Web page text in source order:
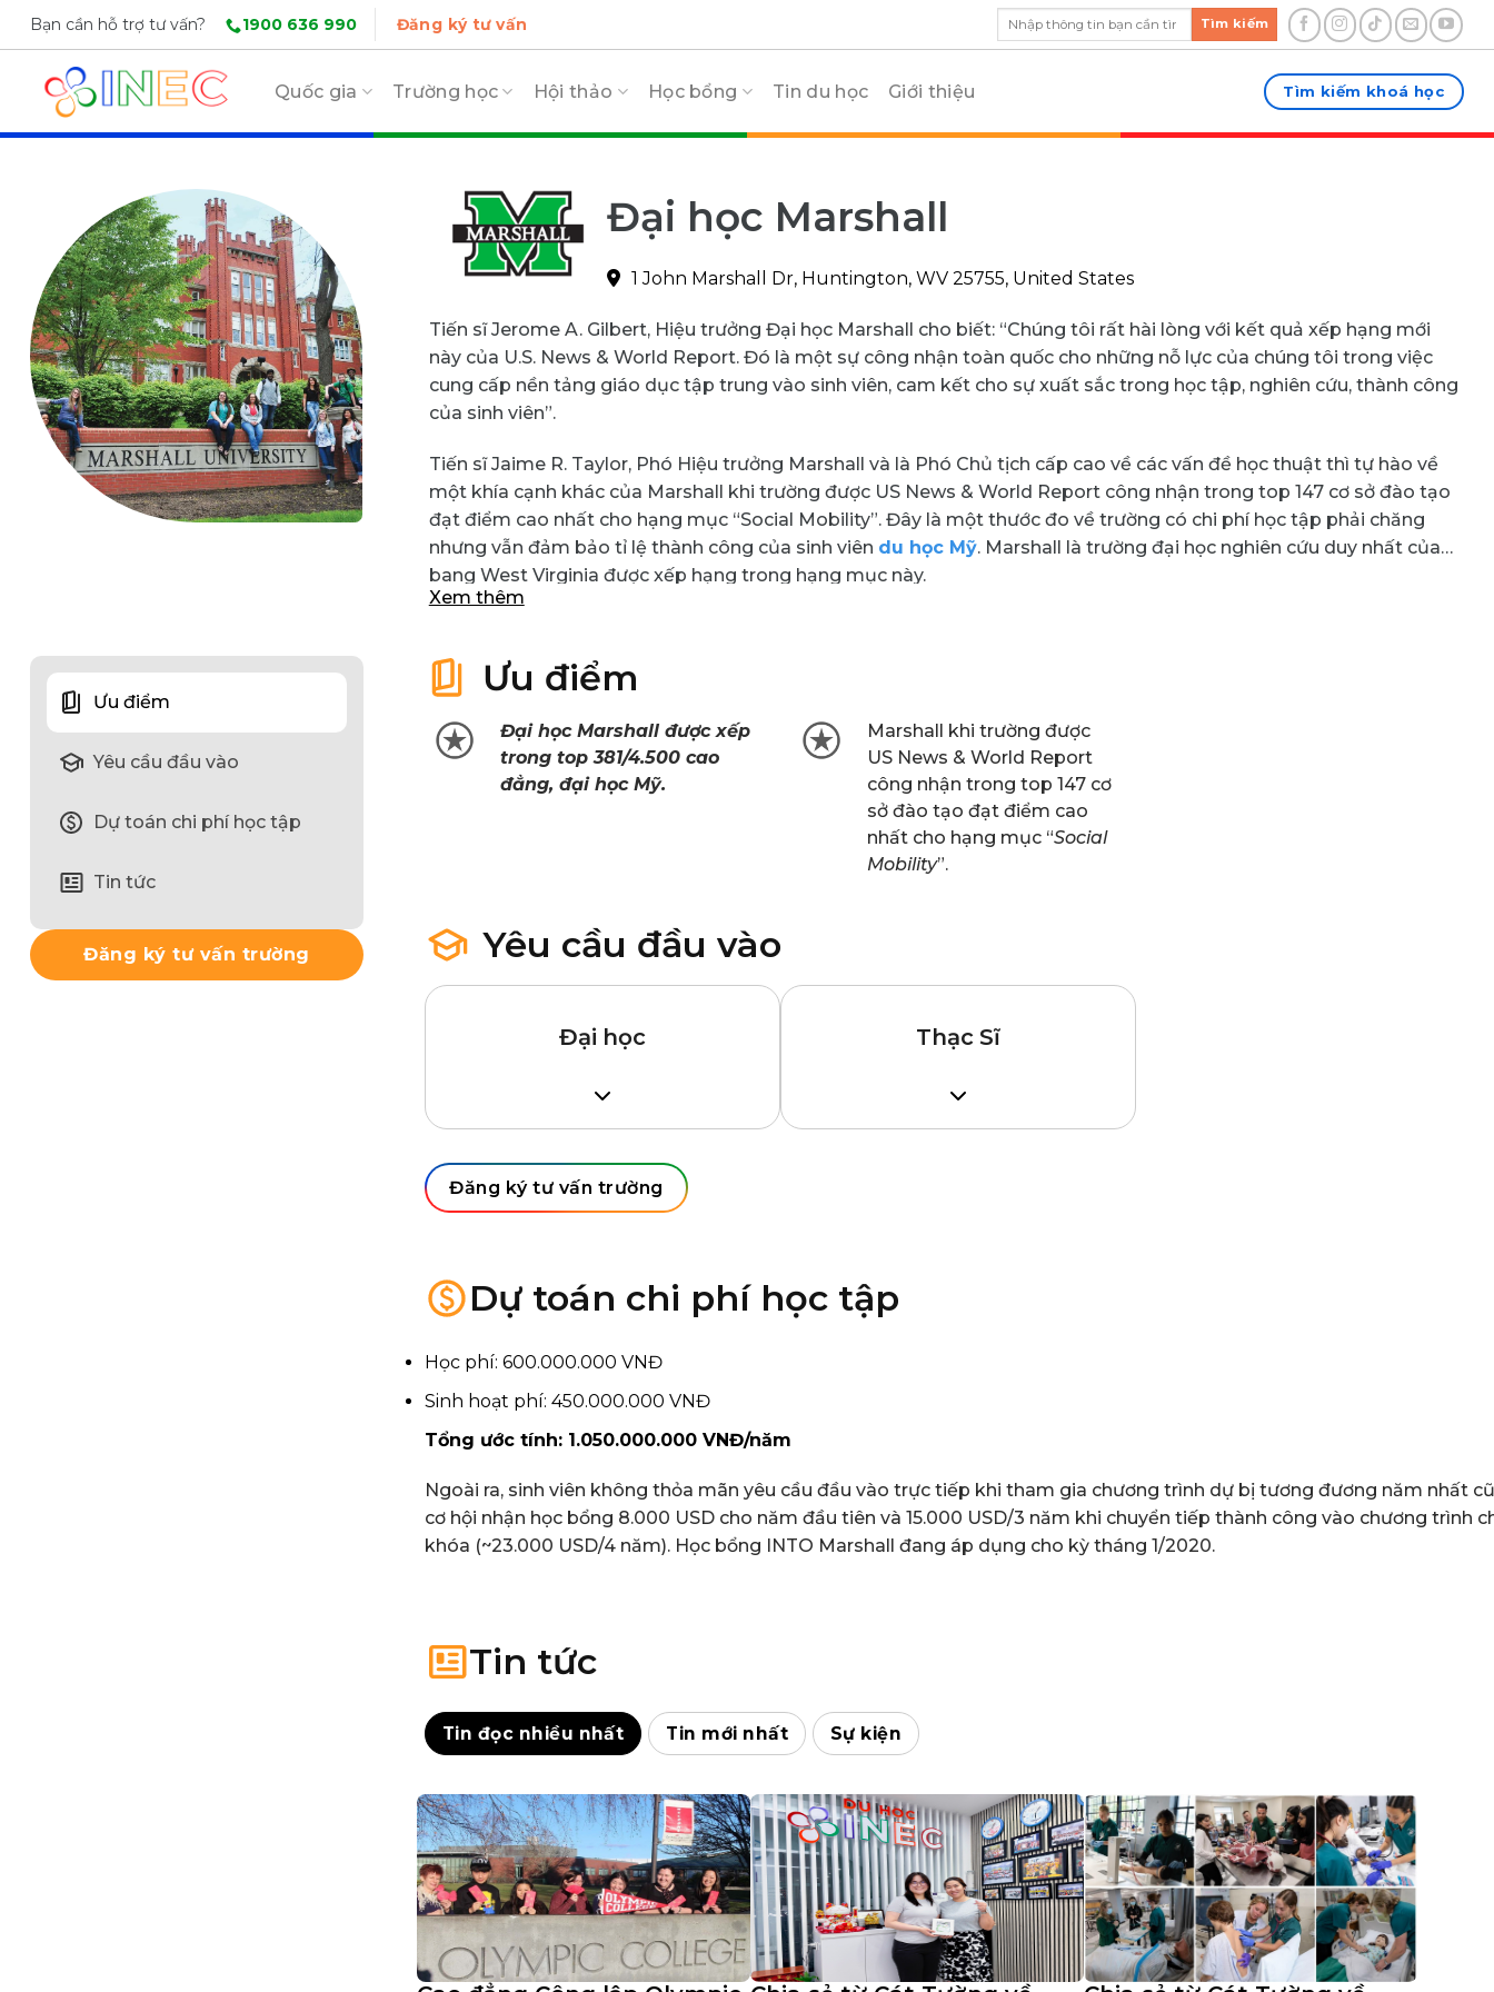
Skip
content
Bạn cần hỗ trợ tư vấn? 1900 636 990 Đăng ký tư vấn Tìm kiếm
Quốc gia Trường học Hội thảo Học bổng Tin du học Giới thiệu Tìm kiếm khoá học
Đại học Marshall
1 John Marshall Dr, Huntington, WV 25755, United States
Tiến sĩ Jerome A. Gilbert, Hiệu trưởng Đại học Marshall cho biết: “Chúng tôi rất hài lòng với kết quả xếp hạng mới
này của U.S. News & World Report. Đó là một sự công nhận toàn quốc cho những nỗ lực của chúng tôi trong việc
cung cấp nền tảng giáo dục tập trung vào sinh viên, cam kết cho sự xuất sắc trong học tập, nghiên cứu, thành công
của sinh viên”.
Tiến sĩ Jaime R. Taylor, Phó Hiệu trưởng Marshall và là Phó Chủ tịch cấp cao về các vấn đề học thuật thì tự hào về
một khía cạnh khác của Marshall khi trường được US News & World Report công nhận trong top 147 cơ sở đào tạo
đạt điểm cao nhất cho hạng mục “Social Mobility”. Đây là một thước đo về trường có chi phí học tập phải chăng
nhưng vẫn đảm bảo tỉ lệ thành công của sinh viên du học Mỹ. Marshall là trường đại học nghiên cứu duy nhất của
bang West Virginia được xếp hạng trong hạng mục này.
Xem thêm
Ưu điểm
Yêu cầu đầu vào
Dự toán chi phí học tập
Tin tức
Đăng ký tư vấn trường
Ưu điểm
Đại học Marshall được xếp
trong top 381/4.500 cao
đẳng, đại học Mỹ.
Marshall khi trường được
US News & World Report
công nhận trong top 147 cơ
sở đào tạo đạt điểm cao
nhất cho hạng mục “Social
Mobility”.
Yêu cầu đầu vào
Đại học Thạc Sĩ
Đăng ký tư vấn trường
Dự toán chi phí học tập
Học phí: 600.000.000 VNĐ
Sinh hoạt phí: 450.000.000 VNĐ
Tổng ước tính: 1.050.000.000 VNĐ/năm
Ngoài ra, sinh viên không thỏa mãn yêu cầu đầu vào trực tiếp khi tham gia chương trình dự bị tương đương năm nhất
cơ hội nhận học bổng 8.000 USD cho năm đầu tiên và 15.000 USD/3 năm khi chuyển tiếp thành công vào chương trình
khóa (~23.000 USD/4 năm). Học bổng INTO Marshall đang áp dụng cho kỳ tháng 1/2020.
Tin tức
Tin đọc nhiều nhất Tin mới nhất Sự kiện